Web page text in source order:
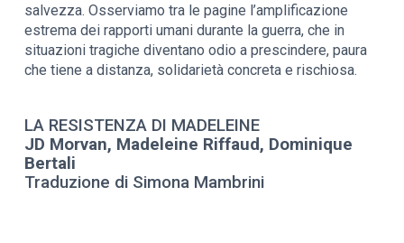
salvezza. Osserviamo tra le pagine l’amplificazione
estrema dei rapporti umani durante la guerra, che in
situazioni tragiche diventano odio a prescindere, paura
che tiene a distanza, solidarietà concreta e rischiosa.
LA RESISTENZA DI MADELEINE
JD Morvan, Madeleine Riffaud, Dominique
Bertali
Traduzione di Simona Mambrini